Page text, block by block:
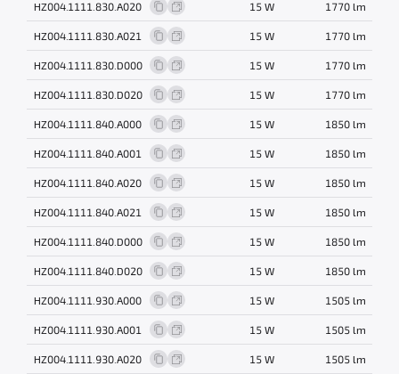
HZ004.1111.830.A020 15 W 1770 lm
HZ004.1111.830.A021 15 W 1770 lm
HZ004.1111.830.D000 15 W 1770 lm
HZ004.1111.830.D020 15 W 1770 lm
HZ004.1111.840.A000 15 W 1850 lm
HZ004.1111.840.A001 15 W 1850 lm
HZ004.1111.840.A020 15 W 1850 lm
HZ004.1111.840.A021 15 W 1850 lm
HZ004.1111.840.D000 15 W 1850 lm
HZ004.1111.840.D020 15 W 1850 lm
HZ004.1111.930.A000 15 W 1505 lm
HZ004.1111.930.A001 15 W 1505 lm
HZ004.1111.930.A020 15 W 1505 lm